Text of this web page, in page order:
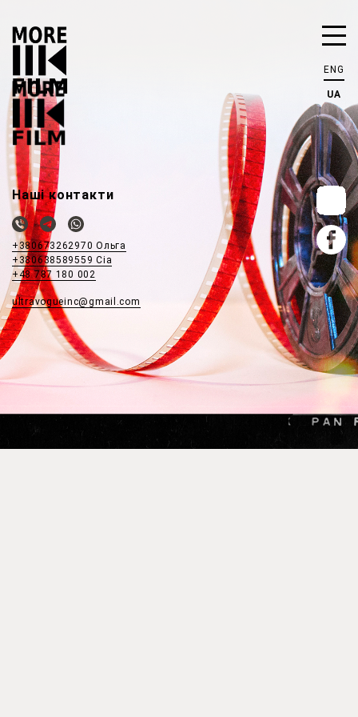
ENG
UA
Наші контакти
+380673262970 Ольга
+380638589559 Сіа
+48 787 180 002
ultravogueinc@gmail.com